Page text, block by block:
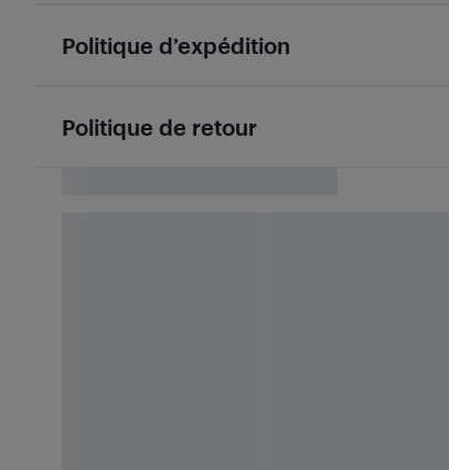
Politique d’expédition
Politique de retour